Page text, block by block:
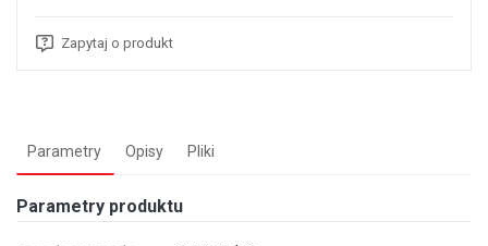
Zapytaj o produkt
Parametry Opisy Pliki
Parametry produktu